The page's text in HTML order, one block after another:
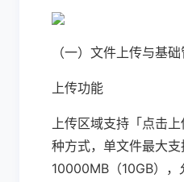
（一）文件上传与基
上传功能
上传区域支持「点击
种方式，单文件最大支
10000MB（10GB）